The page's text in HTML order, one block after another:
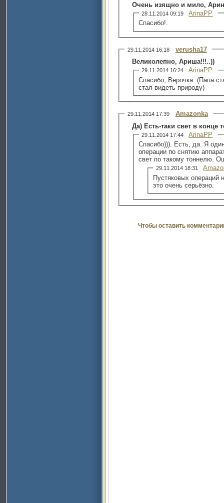
Очень изящно и мило,
28.11.2014 09:19
ArinaPP
Спасибо!.
29.11.2014 16:18
verusha17
Великолепно, Ариша!!!..))
29.11.2014 16:24
ArinaPP
Спасибо, Верочка. (Папа стал такой чуткий ко всему, так
стал видеть природу)
29.11.2014 17:39
Amazonka
Да) Есть-таки свет в конце
29.11.2014 17:44
ArinaPP
Спасибо))). Есть, да. Я
операции по снятию
свет по такому тоннелю.
29.11.2014 18:31
Пустяковых операций
это очень серьёзно.
Чтобы оставить